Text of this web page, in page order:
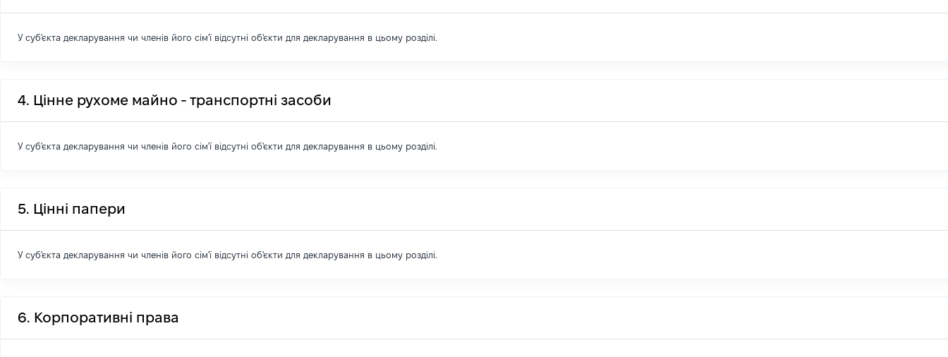
У суб'єкта декларування чи членів його сім'ї відсутні об'єкти для декларування в цьому розділі.
4. Цінне рухоме майно - транспортні засоби
У суб'єкта декларування чи членів його сім'ї відсутні об'єкти для декларування в цьому розділі.
5. Цінні папери
У суб'єкта декларування чи членів його сім'ї відсутні об'єкти для декларування в цьому розділі.
6. Корпоративні права